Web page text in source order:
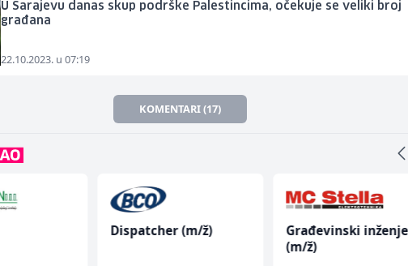
U Sarajevu danas skup podrške Palestincima, očekuje se veliki broj
građana
22.10.2023. u 07:19
KOMENTARI (17)
Dispatcher (m/ž)
Građevinski
(m/ž)